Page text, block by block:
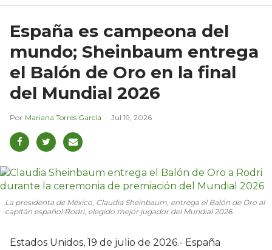
España es campeona del
mundo; Sheinbaum entrega
el Balón de Oro en la final
del Mundial 2026
Mariana Torres García Jul 19, 2026
La presidenta de México, Claudia Sheinbaum, entrega el Balón de Oro al
capitán español Rodri, elegido mejor jugador del Mundial 2026.
Estados Unidos, 19 de julio de 2026.- España